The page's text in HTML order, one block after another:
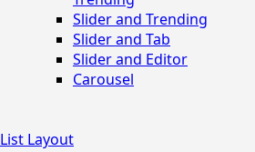
Slider and Trending
Slider and Tab
Slider and Editor
Carousel
List Layout